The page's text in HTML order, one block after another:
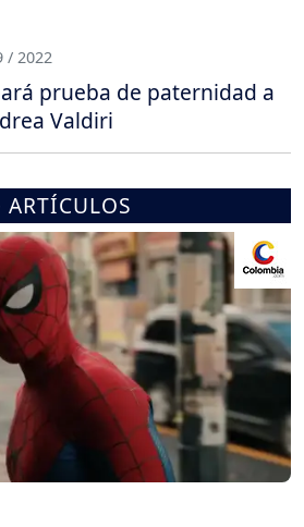
/ 2022
prueba de paternidad a
Valdiri
ARTÍCULOS